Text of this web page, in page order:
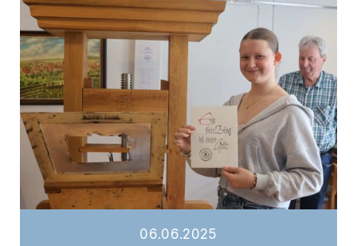
06.06.2025